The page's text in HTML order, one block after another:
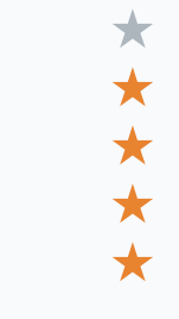
★
★
★
★
★